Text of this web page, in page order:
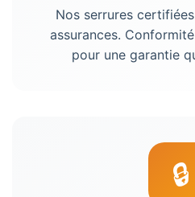
Nos serrures
assurances.
pour une garantie
🔒